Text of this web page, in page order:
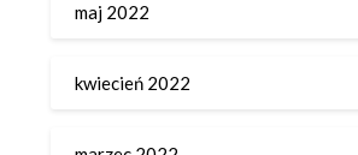
maj 2022
kwiecień 2022